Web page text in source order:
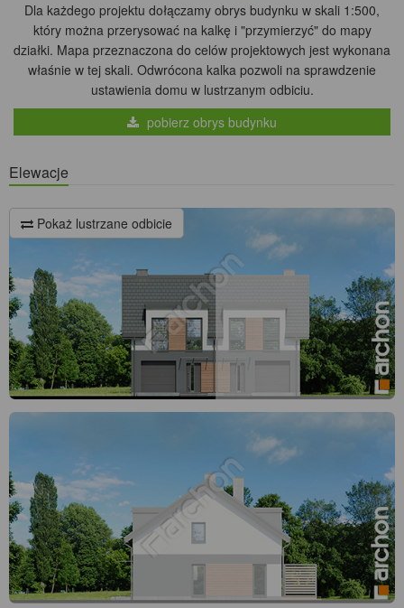
Dla każdego projektu dołączamy obrys budynku w skali 1:500,
który można przerysować na kalkę i "przymierzyć" do mapy
działki. Mapa przeznaczona do celów projektowych jest wykonana
właśnie w tej skali. Odwrócona kalka pozwoli na sprawdzenie
ustawienia domu w lustrzanym odbiciu.
pobierz obrys budynku
Elewacje
Pokaż lustrzane odbicie